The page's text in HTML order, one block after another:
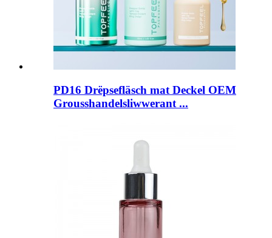
PD16 Drëpsefläsch mat Deckel OEM
Grousshandelsliwwerant ...